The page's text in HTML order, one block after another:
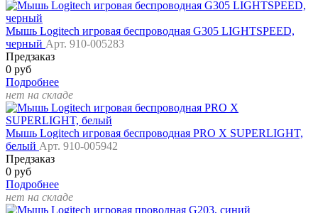
Мышь Logitech игровая беспроводная G305 LIGHTSPEED,
черный Арт. 910-005283
Предзаказ
0 руб
Подробнее
нет на складе
Мышь Logitech игровая беспроводная PRO X SUPERLIGHT,
белый Арт. 910-005942
Предзаказ
0 руб
Подробнее
нет на складе